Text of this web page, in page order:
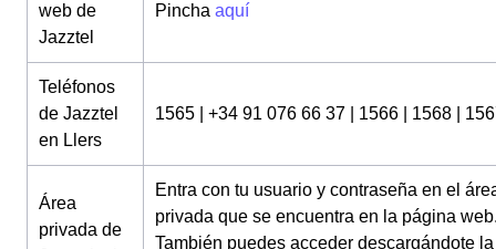
web de
Jazztel
Pincha aquí
Teléfonos
de Jazztel
en Llers
1565 | +34 91 076 66 37 | 1566 | 1568 |
Área
privada de
Entra con tu usuario y contraseña en el
privada que se encuentra en la página
También puedes acceder descargándote la